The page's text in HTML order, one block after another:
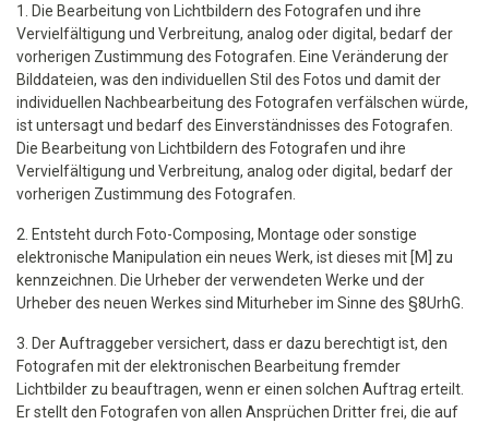
1. Die Bearbeitung von Lichtbildern des Fotografen und ihre
Vervielfältigung und Verbreitung, analog oder digital, bedarf der
vorherigen Zustimmung des Fotografen. Eine Veränderung der
Bilddateien, was den individuellen Stil des Fotos und damit der
individuellen Nachbearbeitung des Fotografen verfälschen würde,
ist untersagt und bedarf des Einverständnisses des Fotografen.
Die Bearbeitung von Lichtbildern des Fotografen und ihre
Vervielfältigung und Verbreitung, analog oder digital, bedarf der
vorherigen Zustimmung des Fotografen.
2. Entsteht durch Foto-Composing, Montage oder sonstige
elektronische Manipulation ein neues Werk, ist dieses mit [M] zu
kennzeichnen. Die Urheber der verwendeten Werke und der
Urheber des neuen Werkes sind Miturheber im Sinne des §8UrhG.
3. Der Auftraggeber versichert, dass er dazu berechtigt ist, den
Fotografen mit der elektronischen Bearbeitung fremder
Lichtbilder zu beauftragen, wenn er einen solchen Auftrag erteilt.
Er stellt den Fotografen von allen Ansprüchen Dritter frei, die auf